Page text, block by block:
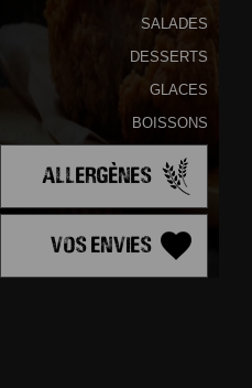
SALADES
DESSERTS
GLACES
BOISSONS
Allergènes
Vos Envies